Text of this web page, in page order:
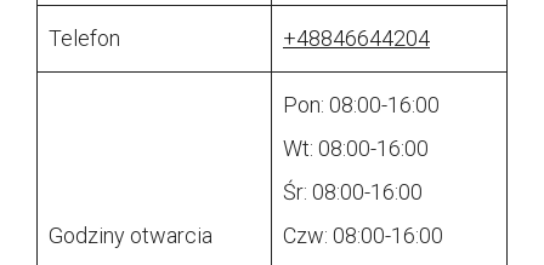
Telefon +48846644204
Godziny otwarcia
Pon: 08:00-16:00
Wt: 08:00-16:00
Śr: 08:00-16:00
Czw: 08:00-16:00